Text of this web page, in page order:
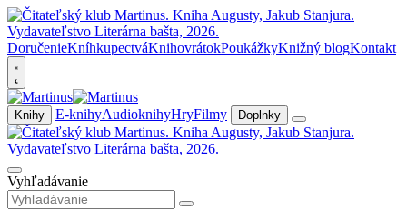
DoručenieKníhkupectváKnihovrátokPoukážkyKnižný blogKontakt
Knihy E-knihyAudioknihyHryFilmy Doplnky
Vyhľadávanie